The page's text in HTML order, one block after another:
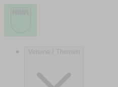
Vereine / Themen